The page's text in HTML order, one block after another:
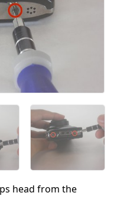
head from the